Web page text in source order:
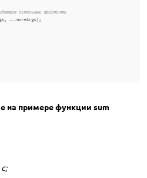
на примере функции sum